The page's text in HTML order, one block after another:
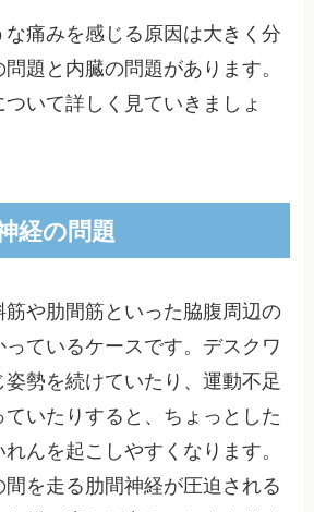
痛みを感じる原因は大きく分
題と内臓の問題があります。
いて詳しく見ていきましょ
経の問題
や肋間筋といった脇腹周辺の
ているケースです。デスクワ
勢を続けていたり、運動不足
いたりすると、ちょっとした
んを起こしやすくなります。
間を走る肋間神経が圧迫される